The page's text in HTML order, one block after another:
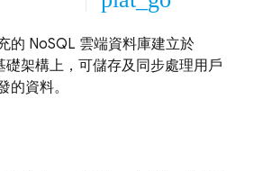
的 NoSQL 雲端資料庫建立於
礎架構上，可儲存及同步處理用戶
的資料。